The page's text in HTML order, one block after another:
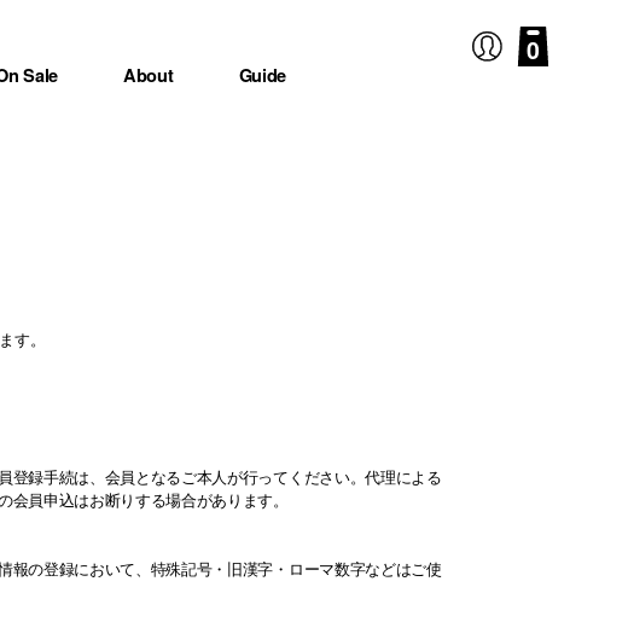
Sale About Guide
0
す。
録手続は、会員となるご本人が行ってください。代理による
員申込はお断りする場合があります。
の登録において、特殊記号・旧漢字・ローマ数字などはご使